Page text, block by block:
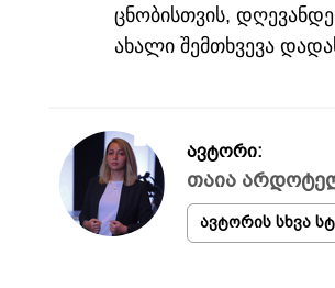
ცნობისთვის,
ახალი შემთხვევა
ავტორი:
თაია
ავტორის სხვა